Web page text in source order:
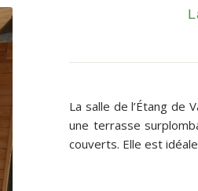
La salle de l’Étang de
une terrasse
couverts. Elle est